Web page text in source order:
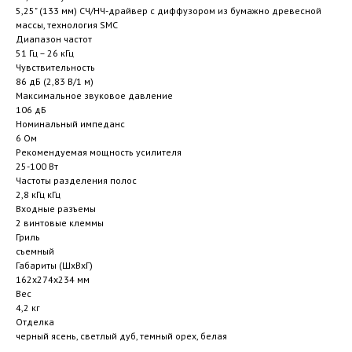
5,25" (133 мм) СЧ/НЧ-драйвер с диффузором из бумажно древесной
массы, технология SMC
Диапазон частот
51 Гц – 26 кГц
Чувствительность
86 дБ (2,83 В/1 м)
Максимальное звуковое давление
106 дБ
Номинальный импеданс
6 Ом
Рекомендуемая мощность усилителя
25-100 Вт
Частоты разделения полос
2,8 кГц кГц
Входные разъемы
2 винтовые клеммы
Гриль
съемный
Габариты (ШхВхГ)
162x274x234 мм
Вес
4,2 кг
Отделка
черный ясень, светлый дуб, темный орех, белая